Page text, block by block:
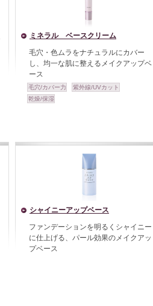
ミネラル ベースクリーム
毛穴・色ムラをナチュラルにカバー
し、均一な肌に整えるメイクアップベ
ース
毛穴/カバー力
紫外線/UVカット
乾燥/保湿
シャイニーアップベース
ファンデーションを明るくシャイニー
に仕上げる、パール効果のメイクアッ
プベース